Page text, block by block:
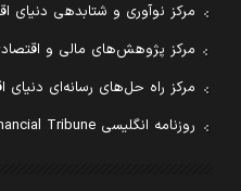
مرکز نوآوری و شتابدهی دنیای
مرکز پژوهش‌های مالی و
مرکز راه حل‌های رسانه‌ای دنیای
روزنامه انگلیسی Financial Tribune